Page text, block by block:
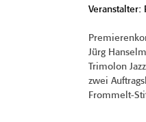
Veranstalter:
Jürg
Trimolon
zwei
Frommelt-